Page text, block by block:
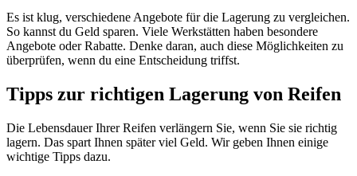
Es ist klug, verschiedene Angebote für die Lagerung zu vergleichen.
So kannst du Geld sparen. Viele Werkstätten haben besondere
Angebote oder Rabatte. Denke daran, auch diese Möglichkeiten zu
überprüfen, wenn du eine Entscheidung triffst.
Tipps zur richtigen Lagerung von Reifen
Die Lebensdauer Ihrer Reifen verlängern Sie, wenn Sie sie richtig
lagern. Das spart Ihnen später viel Geld. Wir geben Ihnen einige
wichtige Tipps dazu.